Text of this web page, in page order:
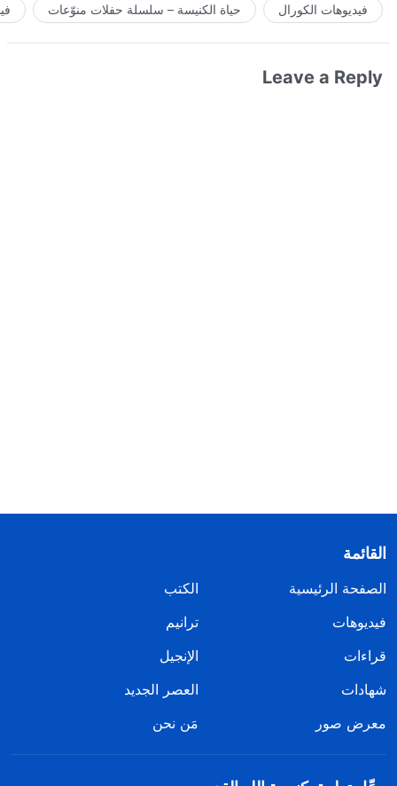
فيديوهات الكورال حياة الكنيسة – سلسلة حفلات منوّعات
Leave a Reply
القائمة
الصفحة الرئيسية
الكتب
فيديوهات
ترانيم
قراءات
الإنجيل
شهادات
العصر الجديد
معرض صور
مَن نحن